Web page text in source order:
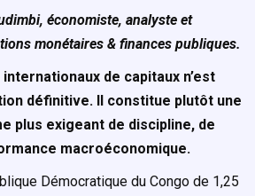
économiste, analyste et
monétaires & finances publiques.
de capitaux n’est
définitive. Il constitue plutôt une
plus exigeant de discipline, de
macroéconomique.
Démocratique du Congo de 1,25